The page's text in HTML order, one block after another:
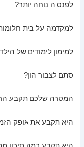
לפנסיה נוחה יותר?
למקדמה על בית
למימון לימודים של
סתם לצבור הון?
המטרה שלכם תקבע
היא תקבע את אופק